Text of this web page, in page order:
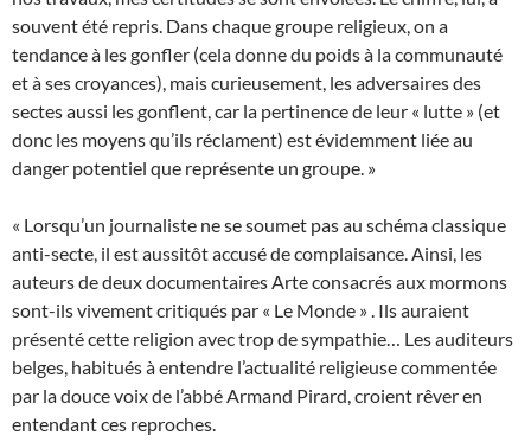
souvent été repris. Dans chaque groupe religieux, on a
tendance à les gonfler (cela donne du poids à la communauté
et à ses croyances), mais curieusement, les adversaires des
sectes aussi les gonflent, car la pertinence de leur « lutte » (et
donc les moyens qu’ils réclament) est évidemment liée au
danger potentiel que représente un groupe. »
« Lorsqu’un journaliste ne se soumet pas au schéma classique
anti-secte, il est aussitôt accusé de complaisance. Ainsi, les
auteurs de deux documentaires Arte consacrés aux mormons
sont-ils vivement critiqués par « Le Monde » . Ils auraient
présenté cette religion avec trop de sympathie… Les auditeurs
belges, habitués à entendre l’actualité religieuse commentée
par la douce voix de l’abbé Armand Pirard, croient rêver en
entendant ces reproches.